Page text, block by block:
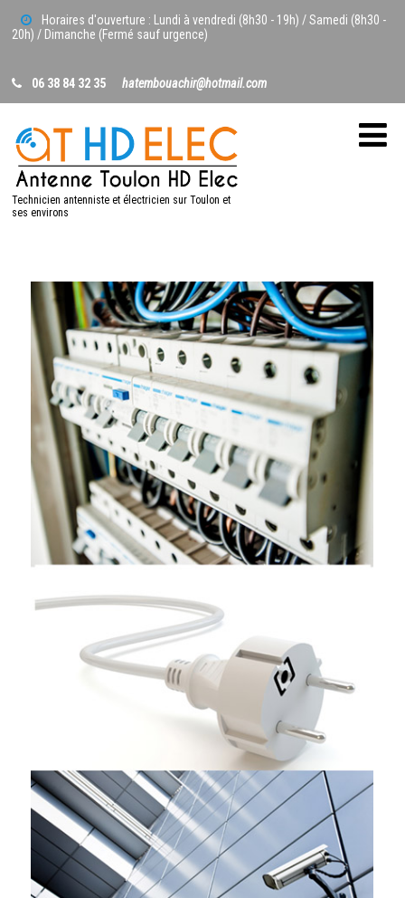
Horaires d'ouverture : Lundi à vendredi (8h30 - 19h) / Samedi (8h30 -
20h) / Dimanche (Fermé sauf urgence)
06 38 84 32 35 hatembouachir@hotmail.com
Technicien antenniste et électricien sur Toulon et
ses environs